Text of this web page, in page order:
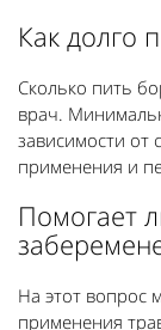
Как долго
Сколько пить
врач.
зависимости от
применения и
Помогает
На этот вопрос
применения